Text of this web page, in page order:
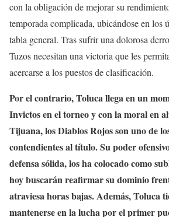
con la obligación de mejorar su
temporada complicada, ubicándose en los
tabla general. Tras sufrir una dolorosa
Tuzos necesitan una victoria que les
acercarse a los puestos de clasificación.
Por el contrario, Toluca llega en un
Invictos en el torneo y con la moral en
Tijuana, los Diablos Rojos son uno de
contendientes al título. Su poder
defensa sólida, los ha colocado como
hoy buscarán reafirmar su dominio
atraviesa horas bajas. Además, Toluca
mantenerse en la lucha por el primer